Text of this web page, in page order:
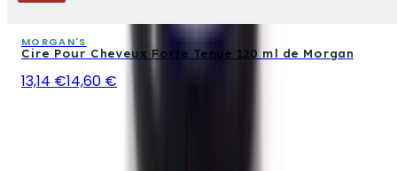
MORGAN'S
Cire Pour Cheveux Forte Tenue 120 ml de Morgan
13,14 €14,60 €